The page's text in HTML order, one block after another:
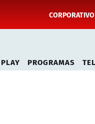
PROGRAMAS